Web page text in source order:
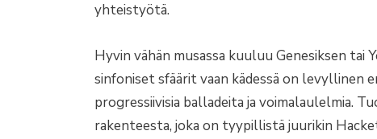
yhteistyötä.
Hyvin vähän musassa kuuluu Genesiksen tai
sinfoniset sfäärit vaan kädessä on levyllinen
progressiivisia balladeita ja voimalaulelmia.
rakenteesta, joka on tyypillistä juurikin